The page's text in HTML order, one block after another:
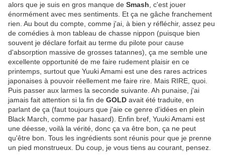
alors que je suis en gros manque de Smash , c'est jouer
énormément avec mes sentiments. Et ça ne gâche franchement
rien. Au bout du compte, comme j'ai, à bien y réfléchir, assez peu
de comédies à mon tableau de chasse nippon (puisque bien
souvent je déclare forfait au terme du pilote pour cause
d'absorption massive de grosses tatannes), ça me semble une
excellente opportunité de me faire rudement plaisir en ce
printemps, surtout que Yuuki Amami est une des rares actrices
japonaises à pouvoir réellement me faire rire. Mais RIRE, quoi.
Puis passer aux larmes la seconde suivante. Ah punaise, j'ai
jamais fait attention si la fin de GOLD avait été traduite, en
parlant de ça (faut toujours que j'aie ce genre d'idées en plein
Black March, comme par hasard). Enfin bref, Yuuki Amami est
une déesse, voilà la vérité, donc ça va être bon, ça ne peut
qu'être bon. Tous les ingrédients sont réunis pour que je prenne
un pied monstrueux. Du coup, je vous tiens au courant, pensez.